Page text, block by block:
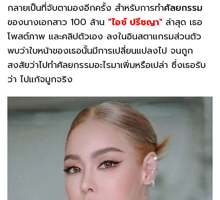
กลายเป็นที่จับตามองอีกครั้ง สำหรับการทำศัลยกรรม
ของนางเอกสาว 100 ล้าน "ไอซ์ ปรีชญา" ล่าสุด เธอ
โพสต์ภาพ และคลิปตัวเอง ลงในอินสตาแกรมส่วนตัว
พบว่าใบหน้าของเธอนั้นมีการเปลี่ยนแปลงไป จนถูก
สงสัยว่าไปทำศัลยกรรมอะไรมาเพิ่มหรือเปล่า ซึ่งเธอรับ
ว่า ไปแก้จมูกจริง